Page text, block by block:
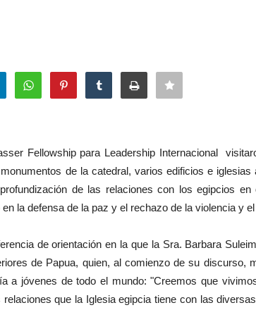
Fellowship para Leadership Internacional
de la catedral, varios edificios e iglesias
de las relaciones con los egipcios en
la defensa de la paz y el rechazo de la violencia y
de orientación en la que la Sra. Barbara
de Papua, quien, al comienzo de su discurso,
a jóvenes de todo el mundo: "Creemos que
que la Iglesia egipcia tiene con las